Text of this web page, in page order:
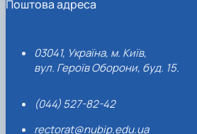
Поштова адреса
03041, Україна, м. Київ,
вул. Героїв Оборони, буд. 15.
(044) 527-82-42
rectorat@nubip.edu.ua